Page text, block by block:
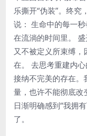
乐撕开“伪装”。终
说： 生命中的每一
在流淌的时间里。
又不被定义所束缚
在。 去思考重建内
接纳不完美的存在。
量，也许不能彻底改
日渐明确感到“我拥
了。